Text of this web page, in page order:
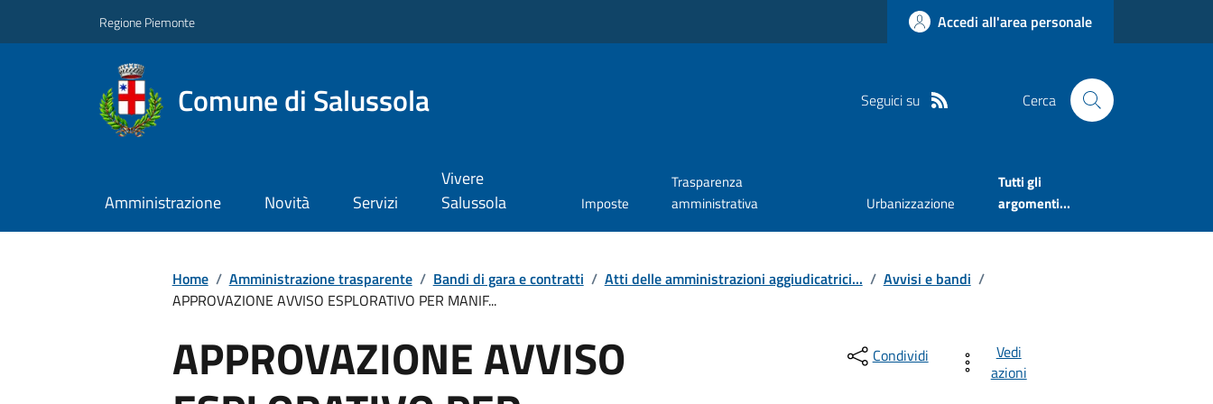
Regione Piemonte Accedi all'area personale
Comune di Salussola Seguici su Cerca
Amministrazione Novità Servizi
Vivere
Salussola
Imposte
Trasparenza
amministrativa
Urbanizzazione
Tutti gli
argomenti...
Home / Amministrazione trasparente / Bandi di gara e contratti / Atti delle amministrazioni aggiudicatrici... / Avvisi e bandi /
APPROVAZIONE AVVISO ESPLORATIVO PER MANIF...
APPROVAZIONE AVVISO Condividi
Vedi
azioni